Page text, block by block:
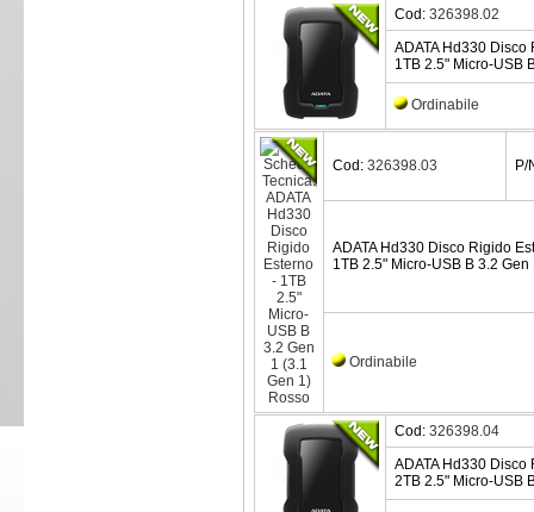
Cod: 326398.02
ADATA Hd330 Disco
1TB 2.5" Micro-USB
Ordinabile
Cod: 326398.03 P/
ADATA Hd330 Disco Rigido
1TB 2.5" Micro-USB B 3.2
Ordinabile
Cod: 326398.04
ADATA Hd330 Disco
2TB 2.5" Micro-USB